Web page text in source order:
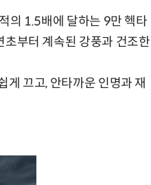
의 1.5배에 달하는 9만 헥타
초부터 계속된 강풍과 건조한
게 끄고, 안타까운 인명과 재